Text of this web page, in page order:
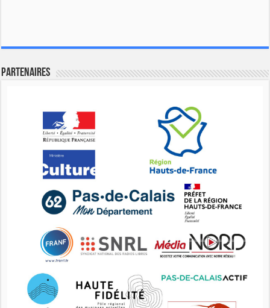
Partenaires